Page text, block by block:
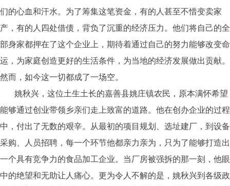
们的心血和汗水。为了筹集这笔资金，有的人甚至不惜变卖家
产，有的人四处借债，背负了沉重的经济压力。他们将自己的全
部身家都押在了这个企业上，期待着通过自己的努力能够改变命
运，为家庭创造更好的生活条件，为当地的经济发展做出贡献。
然而，如今这一切都成了一场空。
姚秋兴，这位土生土长的嘉善县姚庄镇农民，原本满怀希望
能够通过创业带领乡亲们走上致富的道路。他在创办企业的过程
中，付出了无数的艰辛。从最初的项目规划、选址建厂，到设备
采购、人员招聘，每一个环节他都亲力亲为，只为了能够打造出
一个具有竞争力的食品加工企业。当厂房被强拆的那一刻，他眼
中的绝望和无助让人痛心。更为令人不解的是，姚秋兴到各级政